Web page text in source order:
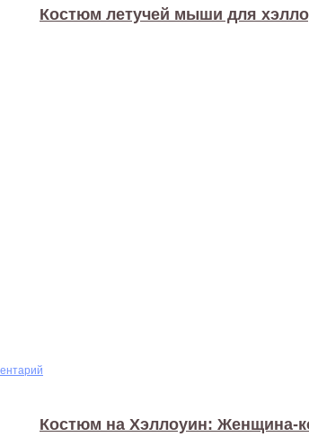
Костюм летучей мыши для
Костюм на Хэллоуин: Женщина-